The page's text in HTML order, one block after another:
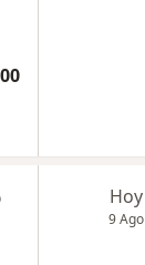
Hoy
9 Ago